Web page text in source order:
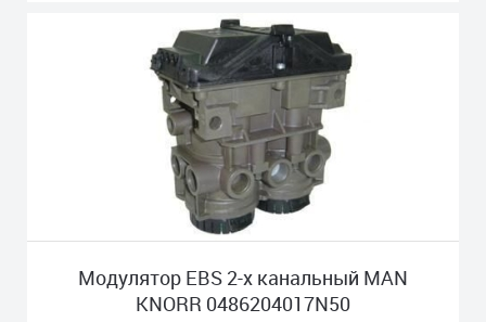
Модулятор EBS 2-х канальный MAN
KNORR 0486204017N50